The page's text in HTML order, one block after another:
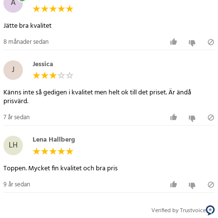
- Max personvikt: 120 kg
Artikelnummer
A
Jätte bra kvalitet
8 månader sedan
J Jessica
Känns inte så gedigen i kvalitet men helt ok till det priset. Är ändå
prisvärd.
7 år sedan
LH Lena Hallberg
Toppen. Mycket fin kvalitet och bra pris
9 år sedan
Verified by Trustvoice